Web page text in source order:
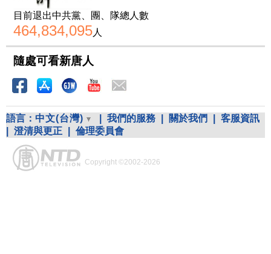
目前退出中共黨、團、隊總人數
464,834,095人
隨處可看新唐人
語言： 中文(台灣) 我們的服務 關於我們
客服資訊
澄清與更正 倫理委員會
Copyright ©2002-2026